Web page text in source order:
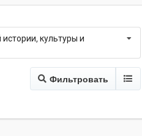
культуры и
Фильтровать